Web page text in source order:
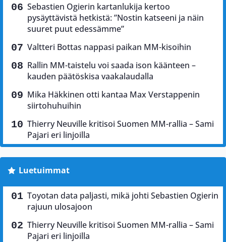
Sebastien Ogierin kartanlukija kertoo
pysäyttävistä hetkistä: ”Nostin katseeni ja näin
suuret puut edessämme”
Valtteri Bottas nappasi paikan MM-kisoihin
Rallin MM-taistelu voi saada ison käänteen –
kauden päätöskisa vaakalaudalla
Mika Häkkinen otti kantaa Max Verstappenin
siirtohuhuihin
Thierry Neuville kritisoi Suomen MM-rallia – Sami
Pajari eri linjoilla
Luetuimmat
Toyotan data paljasti, mikä johti Sebastien Ogierin
rajuun ulosajoon
Thierry Neuville kritisoi Suomen MM-rallia – Sami
Pajari eri linjoilla